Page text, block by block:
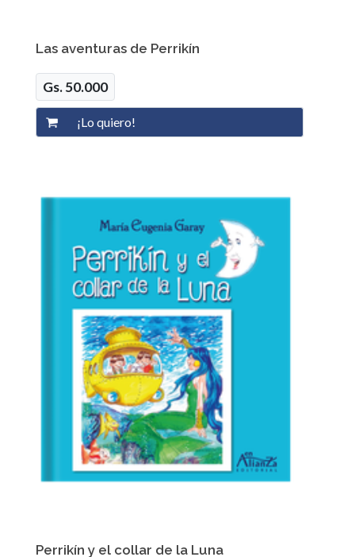
Las aventuras de Perrikín
Gs. 50.000
Perrikín y el collar de la Luna